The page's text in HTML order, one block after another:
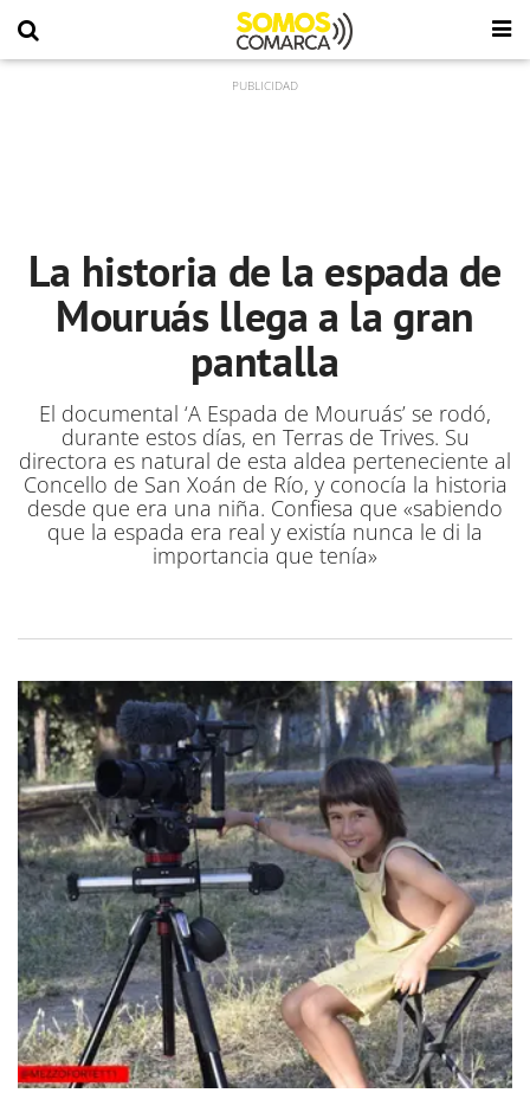
La historia de la espada de
Mouruás llega a la gran
pantalla
El documental ‘A Espada de Mouruás’ se rodó,
durante estos días, en Terras de Trives. Su
directora es natural de esta aldea perteneciente al
Concello de San Xoán de Río, y conocía la historia
desde que era una niña. Confiesa que «sabiendo
que la espada era real y existía nunca le di la
importancia que tenía»